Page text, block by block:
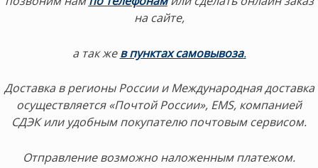
на сайте,
а так жев пунктах самовывоза.
Доставка в регионы России и Международная доставка
осуществляется «Почтой России», EMS, компанией
СДЭКили удобным покупателю почтовым сервисом.
Отправление возможно наложенным платежом.